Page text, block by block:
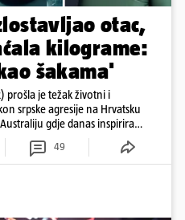
otac,
kilograme:
šakama'
prošla je težak životni i
srpske agresije na Hrvatsku
gdje danas inspirira
49